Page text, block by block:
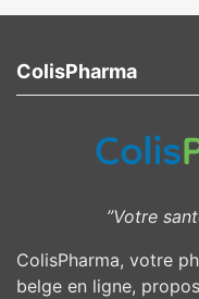
ColisPharma
”Votre
ColisPharma, votre
belge en ligne,